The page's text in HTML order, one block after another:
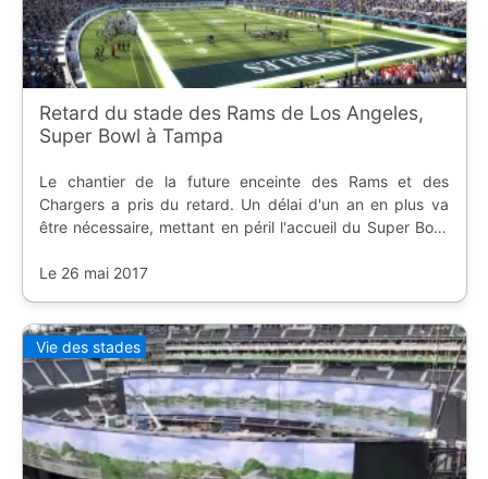
Retard du stade des Rams de Los Angeles,
Super Bowl à Tampa
Le chantier de la future enceinte des Rams et des
Chargers a pris du retard. Un délai d'un an en plus va
être nécessaire, mettant en péril l'accueil du Super Bowl
Le 26 mai 2017
Vie des stades